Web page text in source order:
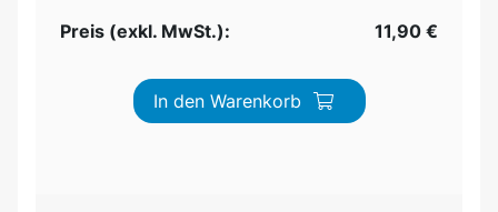
Preis (exkl. MwSt.):
11,90 €
In den Warenkorb